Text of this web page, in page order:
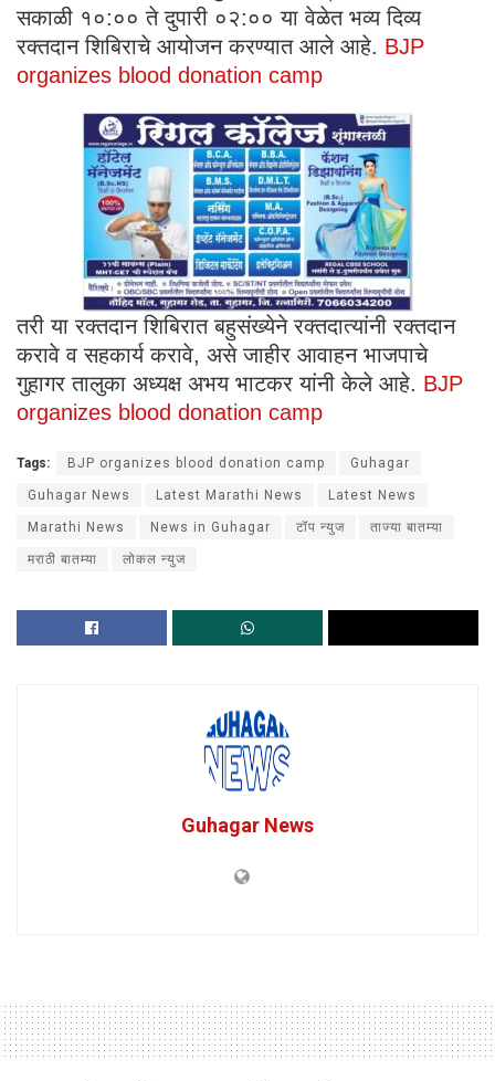
सकाळी १०:०० ते दुपारी ०२:०० या वेळेत भव्य दिव्य
रक्तदान शिबिराचे आयोजन करण्यात आले आहे. BJP
organizes blood donation camp
तरी या रक्तदान शिबिरात बहुसंख्येने रक्तदात्यांनी रक्तदान
करावे व सहकार्य करावे, असे जाहीर आवाहन भाजपाचे
गुहागर तालुका अध्यक्ष अभय भाटकर यांनी केले आहे. BJP
organizes blood donation camp
Tags: BJP organizes blood donation camp Guhagar
Guhagar News Latest Marathi News Latest News
Marathi News News in Guhagar टॉप न्युज ताज्या बातम्या
मराठी बातम्या लोकल न्युज
Guhagar News